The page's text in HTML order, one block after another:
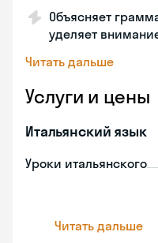
Объясняет
уделяет
Читать дальше
Услуги и цены
Итальянский язык
Уроки итальянского
Читать дальше